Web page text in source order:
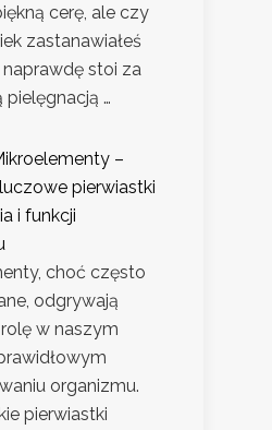
cerę, ale czy
zastanawiałeś
naprawdę stoi za
pielęgnacją …
–
pierwiastki
i funkcji
choć często
odgrywają
w naszym
organizmu.
pierwiastki